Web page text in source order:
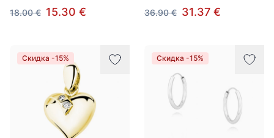
18.00 € 15.30 € 36.90 € 31.37 €
Скидка -15% Скидка -15%